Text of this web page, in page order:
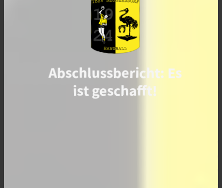
Abschlussbericht: Es
ist geschafft!